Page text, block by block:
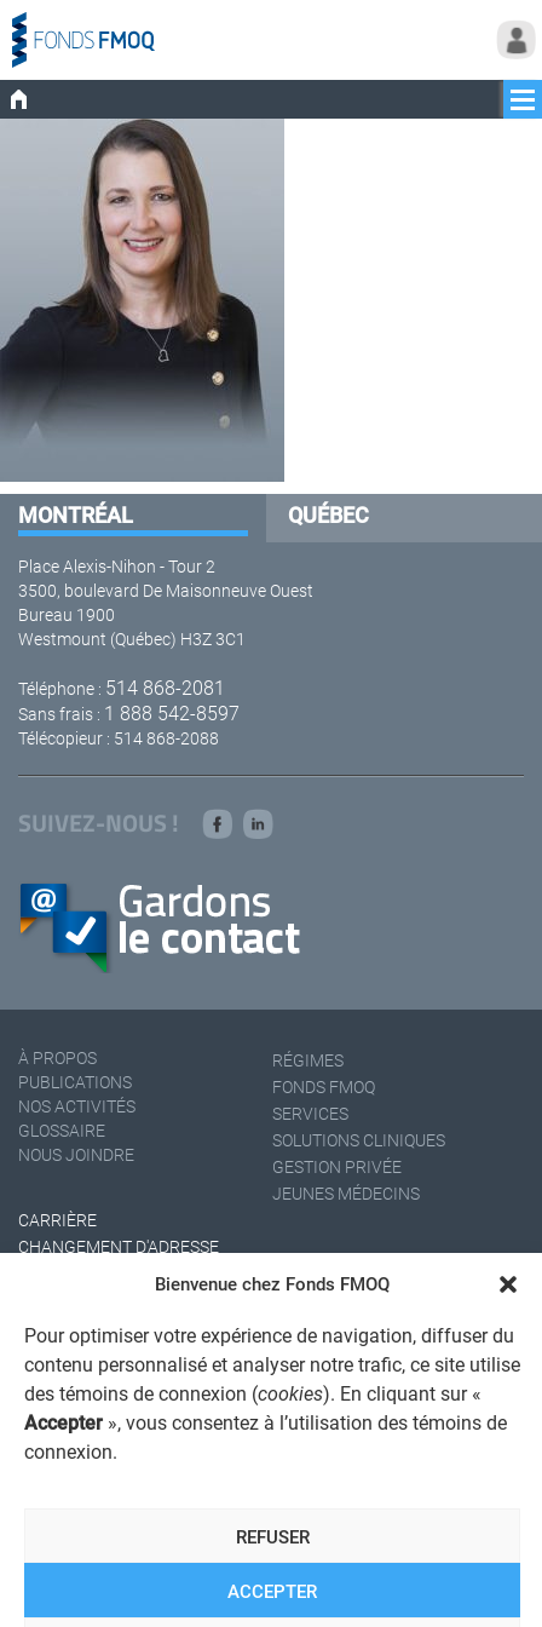
Bienvenue chez Fonds FMOQ
Pour optimiser votre expérience de navigation, diffuser du
contenu personnalisé et analyser notre trafic, ce site utilise
des témoins de connexion (cookies). En cliquant sur «
Accepter », vous consentez à l’utilisation des témoins de
connexion.
ACCEPTER
REFUSER
MONTRÉAL QUÉBEC
Place Alexis-Nihon - Tour 2
3500, boulevard De Maisonneuve Ouest
Bureau 1900
Westmount (Québec) H3Z 3C1
Téléphone : 514 868-2081
Sans frais : 1 888 542-8597
Télécopieur : 514 868-2088
SUIVEZ-NOUS !
À PROPOS
PUBLICATIONS
NOS ACTIVITÉS
GLOSSAIRE
NOUS JOINDRE
RÉGIMES
FONDS FMOQ
SERVICES
SOLUTIONS CLINIQUES
GESTION PRIVÉE
JEUNES MÉDECINS
CARRIÈRE
CHANGEMENT D'ADRESSE
AVIS JURIDIQUE GÉNÉRAL
POLITIQUE DE TRAITEMENT DES PLAINTES
REGISTRE DES CONFLITS D'INTÉRÊTS